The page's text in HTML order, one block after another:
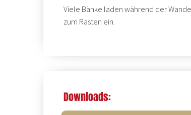
Viele Bänke laden während der
zum Rasten ein.
Downloads: